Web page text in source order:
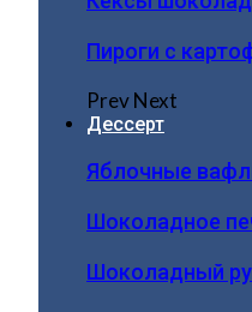
Пироги c
PrevNext
Дессерт
Яблочные
Шоколадное
Шоколадный